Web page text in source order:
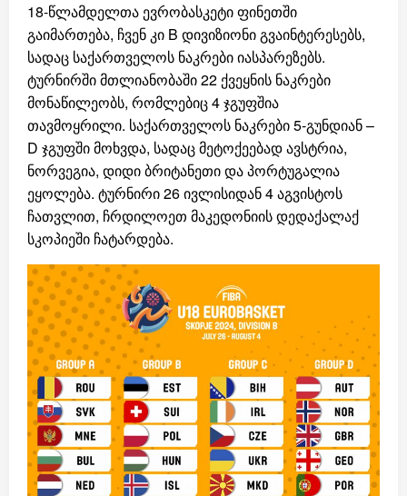
18-წლამდელთა ევრობასკეტი ფინეთში
გაიმართება, ჩვენ კი B დივიზიონი გვაინტერესებს,
სადაც საქართველოს ნაკრები იასპარეზებს.
ტურნირში მთლიანობაში 22 ქვეყნის ნაკრები
მონაწილეობს, რომლებიც 4 ჯგუფშია
თავმოყრილი. საქართველოს ნაკრები 5-გუნდიან –
D ჯგუფში მოხვდა, სადაც მეტოქეებად ავსტრია,
ნორვეგია, დიდი ბრიტანეთი და პორტუგალია
ეყოლება. ტურნირი 26 ივლისიდან 4 აგვისტოს
ჩათვლით, ჩრდილოეთ მაკედონიის დედაქალაქ
სკოპიეში ჩატარდება.